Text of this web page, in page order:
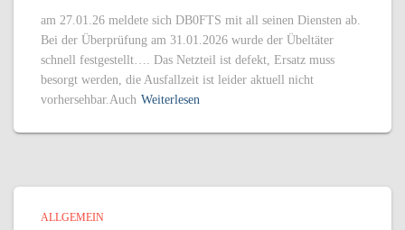
am 27.01.26 meldete sich DB0FTS mit all seinen Diensten ab.
Bei der Überprüfung am 31.01.2026 wurde der Übeltäter
schnell festgestellt…. Das Netzteil ist defekt, Ersatz muss
besorgt werden, die Ausfallzeit ist leider aktuell nicht
vorhersehbar.Auch Weiterlesen
ALLGEMEIN